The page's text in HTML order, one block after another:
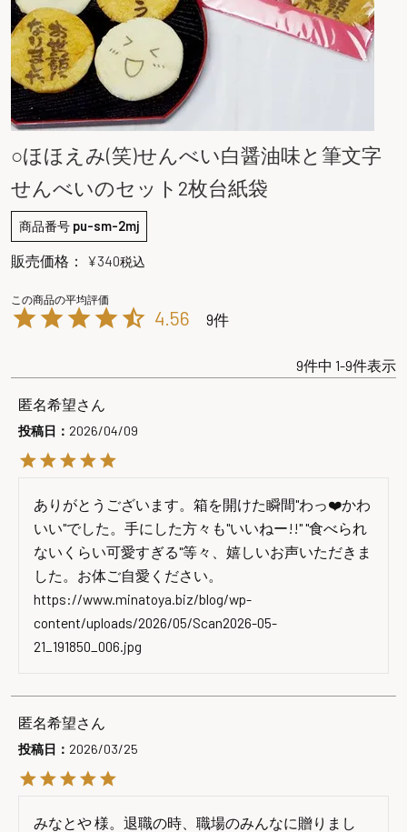
○ほほえみ(笑)せんべい白醤油味と筆文字
せんべいのセット2枚台紙袋
商品番号 pu-sm-2mj
販売価格： ¥340税込
4.56 9
9件中 1-9件表示
匿名希望
投稿日 2026/04/09
ありがとうございます。箱を開けた瞬間"わっ❤️かわ
いい"でした。手にした方々も"いいねー!!" "食べられ
ないくらい可愛すぎる"等々、嬉しいお声いただきま
した。お体ご自愛ください。
https://www.minatoya.biz/blog/wp-
content/uploads/2026/05/Scan2026-05-
21_191850_006.jpg
匿名希望
投稿日 2026/03/25
みなとや 様。退職の時、職場のみんなに贈りまし